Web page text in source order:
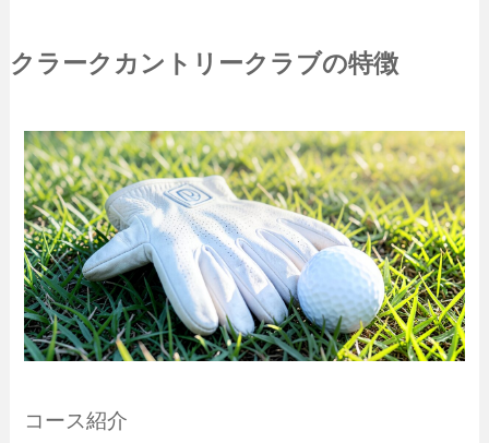
クラークカントリークラブの特徴
コース紹介